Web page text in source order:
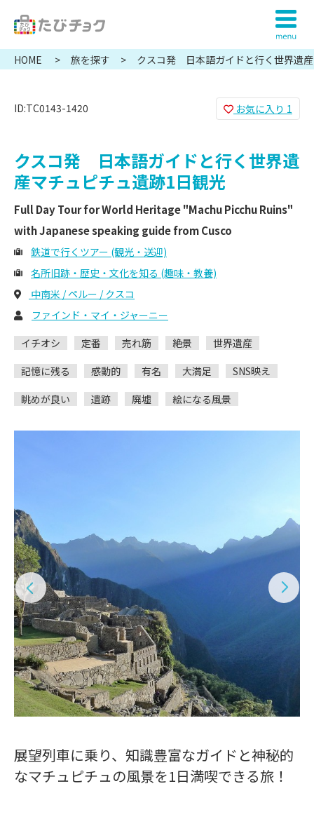
HOME 旅を探す
クスコ発 日本語ガイドと行く世界遺
ID:TC0143-1420
お気に入り 1
クスコ発 日本語ガイドと行く世界遺
産マチュピチュ遺跡1日観光
Full Day Tour for World Heritage "Machu Picchu Ruins"
with Japanese speaking guide from Cusco
鉄道で行くツアー (観光・送迎)
名所旧跡・歴史・文化を知る (趣味・教養)
中南米 / ペルー / クスコ
ファインド・マイ・ジャーニー
イチオシ
定番 売れ筋 絶景
世界遺産
記憶に残る
感動的 有名 大満足
SNS映え
眺めが良い
遺跡 廃墟 絵になる風景
展望列車に乗り、知識豊富なガイドと神秘的
なマチュピチュの風景を1日満喫できる旅！